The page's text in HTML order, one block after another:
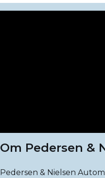
Om Pedersen &
Pedersen & Nielsen